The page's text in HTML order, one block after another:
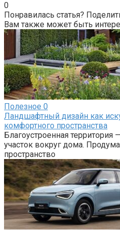
0
Понравилась статья?
Вам также может быть
Полезное 0
Ландшафтный дизайн как
комфортного пространства
Благоустроенная
участок вокруг дома.
пространство